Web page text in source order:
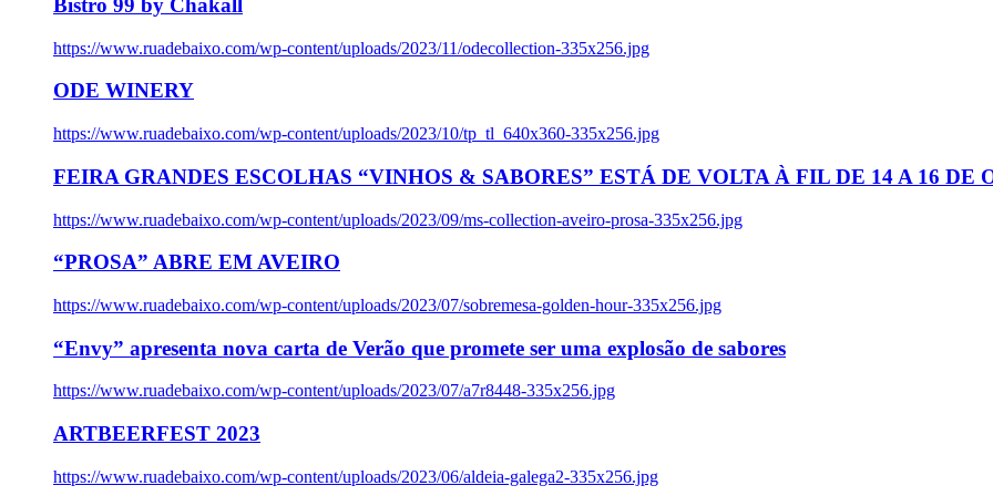
Bistro 99 by Chakall
https://www.ruadebaixo.com/wp-content/uploads/2023/11/odecollection-335x256.jpg
ODE WINERY
https://www.ruadebaixo.com/wp-content/uploads/2023/10/tp_tl_640x360-335x256.jpg
FEIRA GRANDES ESCOLHAS “VINHOS & SABORES” ESTÁ DE VOLTA À FIL DE 14 A 16 DE
https://www.ruadebaixo.com/wp-content/uploads/2023/09/ms-collection-aveiro-prosa-335x256.jpg
“PROSA” ABRE EM AVEIRO
https://www.ruadebaixo.com/wp-content/uploads/2023/07/sobremesa-golden-hour-335x256.jpg
“Envy” apresenta nova carta de Verão que promete ser uma explosão de sabores
https://www.ruadebaixo.com/wp-content/uploads/2023/07/a7r8448-335x256.jpg
ARTBEERFEST 2023
https://www.ruadebaixo.com/wp-content/uploads/2023/06/aldeia-galega2-335x256.jpg